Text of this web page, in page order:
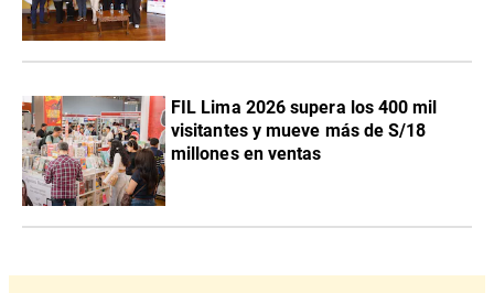
FIL Lima 2026 supera los 400 mil
visitantes y mueve más de S/18
millones en ventas